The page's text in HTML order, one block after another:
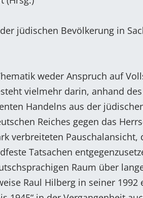
jüdischen Bevölkerung in
weder Anspruch auf
vielmehr darin, anhand
Handelns aus der
Reiches gegen das
verbreiteten
Tatsachen
Raum über
Raul Hilberg in seiner 1992